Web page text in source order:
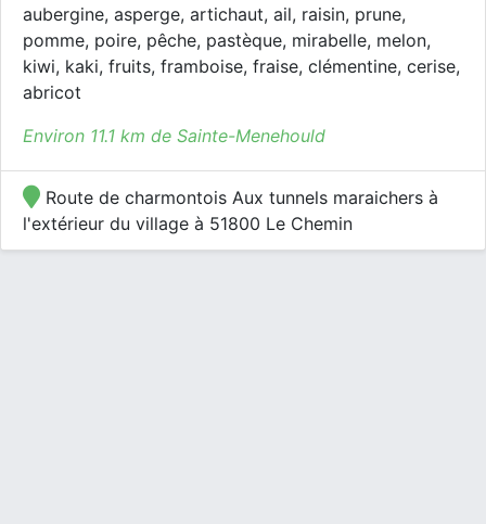
aubergine, asperge, artichaut, ail, raisin, prune,
pomme, poire, pêche, pastèque, mirabelle, melon,
kiwi, kaki, fruits, framboise, fraise, clémentine, cerise,
abricot
Environ 11.1 km de Sainte-Menehould
Route de charmontois Aux tunnels maraichers à
l'extérieur du village à 51800 Le Chemin